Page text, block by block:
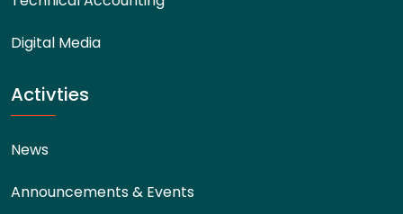
Digital Media
Activties
News
Announcements & Events